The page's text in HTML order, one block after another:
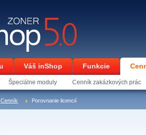
Váš inShop Funkcie
Špeciálne moduly Cenník zakázkových prác
Cenník Porovnanie licencií